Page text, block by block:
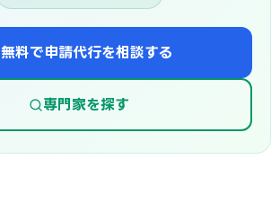
無料で申請代行を相談する
専門家を探す